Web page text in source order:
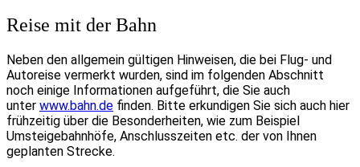
Reise mit der Bahn
Neben den allgemein gültigen Hinweisen, die bei Flug- und
Autoreise vermerkt wurden, sind im folgenden Abschnitt
noch einige Informationen aufgeführt, die Sie auch
unter www.bahn.de finden. Bitte erkundigen Sie sich auch hier
frühzeitig über die Besonderheiten, wie zum Beispiel
Umsteigebahnhöfe, Anschlusszeiten etc. der von Ihnen
geplanten Strecke.